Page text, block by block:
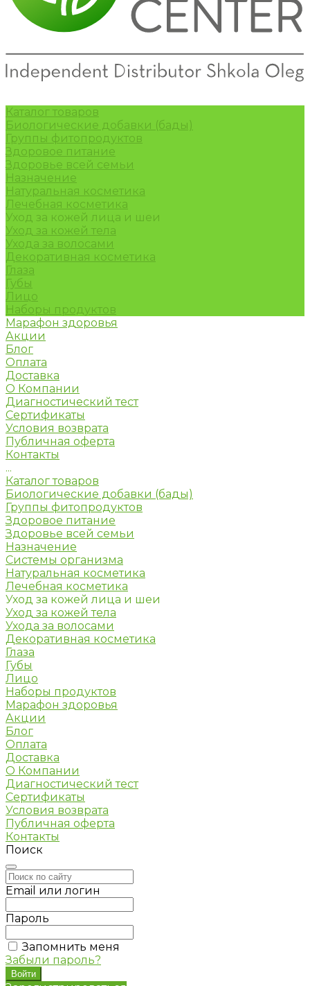
Каталог товаров
Биологические добавки (бады)
Группы фитопродуктов
Здоровое питание
Здоровье всей семьи
Назначение
Натуральная косметика
Лечебная косметика
Уход за кожей лица и шеи
Уход за кожей тела
Ухода за волосами
Декоративная косметика
Глаза
Губы
Лицо
Наборы продуктов
Марафон здоровья
Акции
Блог
Оплата
Доставка
О Компании
Диагностический тест
Сертификаты
Условия возврата
Публичная оферта
Контакты
...
Каталог товаров
Биологические добавки (бады)
Группы фитопродуктов
Здоровое питание
Здоровье всей семьи
Назначение
Системы организма
Натуральная косметика
Лечебная косметика
Уход за кожей лица и шеи
Уход за кожей тела
Ухода за волосами
Декоративная косметика
Глаза
Губы
Лицо
Наборы продуктов
Марафон здоровья
Акции
Блог
Оплата
Доставка
О Компании
Диагностический тест
Сертификаты
Условия возврата
Публичная оферта
Контакты
Поиск
Email или логин
Пароль
Запомнить меня
Забыли пароль?